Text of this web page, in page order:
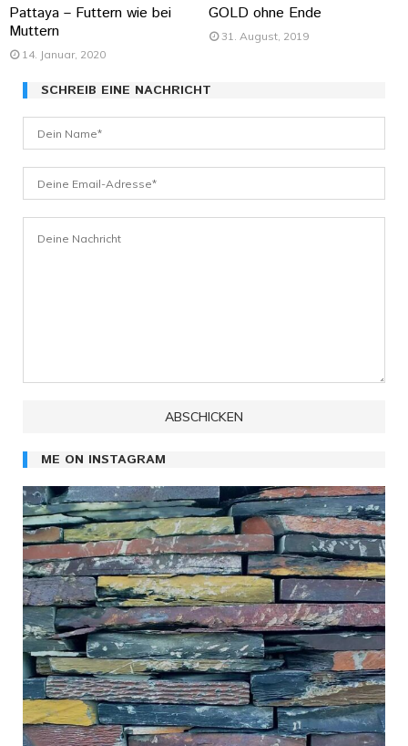
Pattaya – Futtern wie bei
Muttern
14. Januar, 2020
GOLD ohne Ende
31. August, 2019
SCHREIB EINE NACHRICHT
ME ON INSTAGRAM